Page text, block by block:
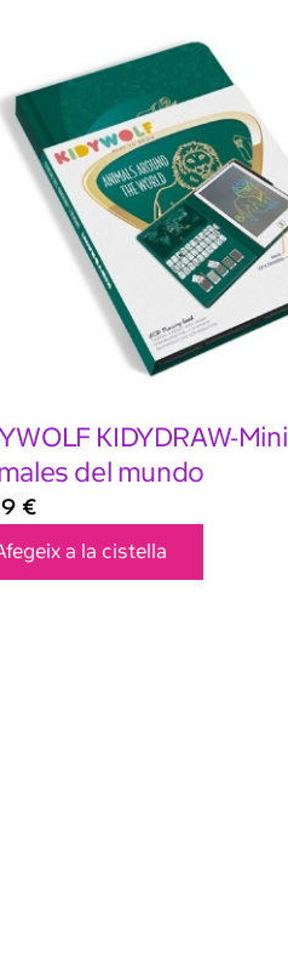
KIDYDRAW-Mini
del mundo
€
a la cistella